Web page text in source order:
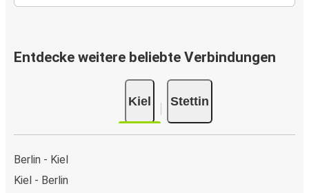
Entdecke weitere beliebte Verbindungen
Kiel Stettin
Berlin - Kiel
Kiel - Berlin